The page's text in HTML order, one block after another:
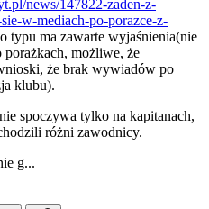
news/147822-zaden-z-
w-mediach-po-porazce-z-
typu ma zawarte wyjaśnienia(nie
możliwe, że
że brak wywiadów po
klubu).
spoczywa tylko na kapitanach,
różni zawodnicy.
g...